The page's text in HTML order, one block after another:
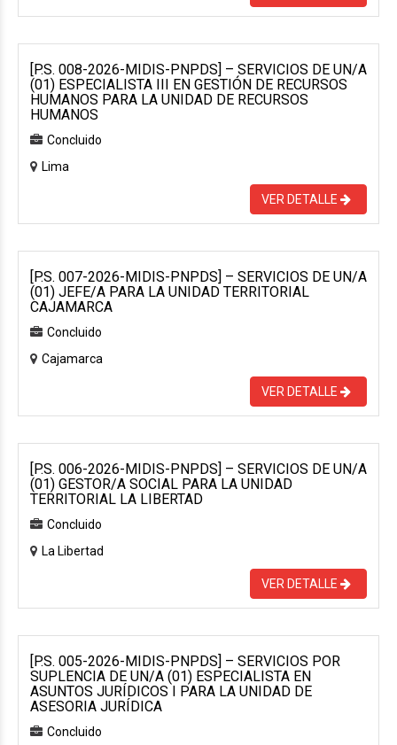
[P.S. 008-2026-MIDIS-PNPDS] – SERVICIOS DE UN/A
(01) ESPECIALISTA III EN GESTIÓN DE RECURSOS
HUMANOS PARA LA UNIDAD DE RECURSOS
HUMANOS
Concluido
Lima
VER DETALLE
[P.S. 007-2026-MIDIS-PNPDS] – SERVICIOS DE UN/A
(01) JEFE/A PARA LA UNIDAD TERRITORIAL
CAJAMARCA
Concluido
Cajamarca
VER DETALLE
[P.S. 006-2026-MIDIS-PNPDS] – SERVICIOS DE UN/A
(01) GESTOR/A SOCIAL PARA LA UNIDAD
TERRITORIAL LA LIBERTAD
Concluido
La Libertad
VER DETALLE
[P.S. 005-2026-MIDIS-PNPDS] – SERVICIOS POR
SUPLENCIA DE UN/A (01) ESPECIALISTA EN
ASUNTOS JURÍDICOS I PARA LA UNIDAD DE
ASESORIA JURÍDICA
Concluido